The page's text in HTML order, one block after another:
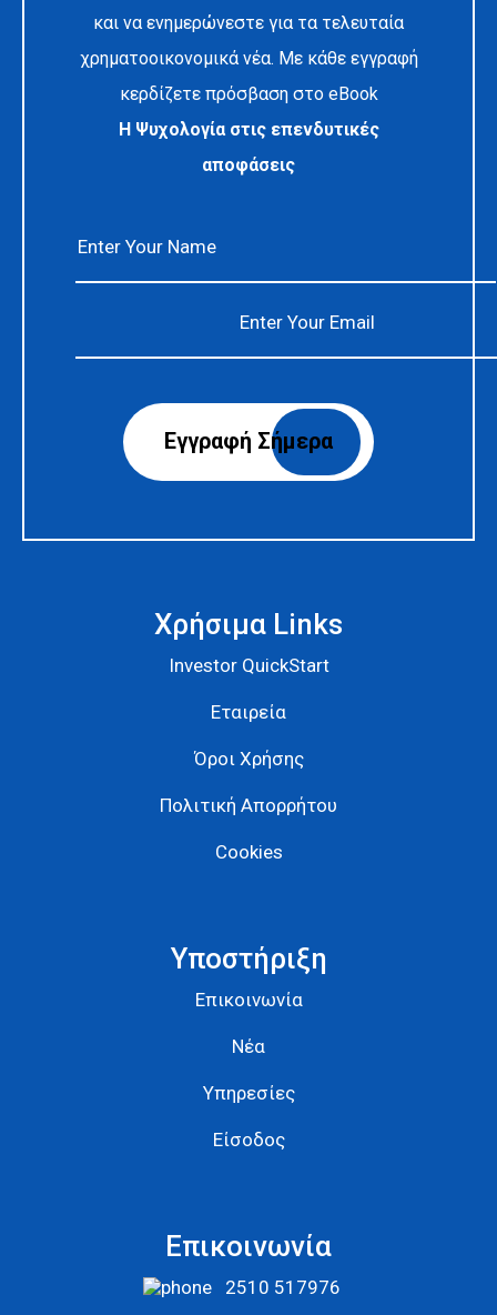
και να ενημερώνεστε για τα τελευταία
χρηματοοικονομικά νέα. Με κάθε εγγραφή
κερδίζετε πρόσβαση στο eBook
Η Ψυχολογία στις επενδυτικές
αποφάσεις
Χρήσιμα Links
Investor QuickStart
Εταιρεία
Όροι Χρήσης
Πολιτική Απορρήτου
Cookies
Υποστήριξη
Επικοινωνία
Νέα
Υπηρεσίες
Είσοδος
Επικοινωνία
2510 517976